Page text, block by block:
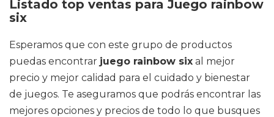
Listado top ventas para Juego rainbow
six
Esperamos que con este grupo de productos
puedas encontrar juego rainbow six al mejor
precio y mejor calidad para el cuidado y bienestar
de juegos. Te aseguramos que podrás encontrar las
mejores opciones y precios de todo lo que busques